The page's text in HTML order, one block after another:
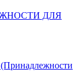
ДЛЯ